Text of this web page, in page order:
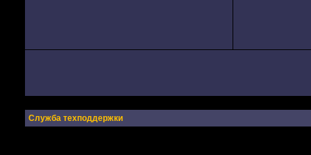
Служба техподдержки